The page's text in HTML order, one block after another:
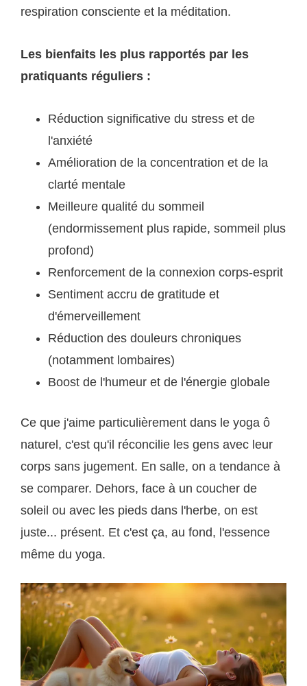
respiration consciente et la méditation.
Les bienfaits les plus rapportés par les
pratiquants réguliers :
Réduction significative du stress et de
l'anxiété
Amélioration de la concentration et de la
clarté mentale
Meilleure qualité du sommeil
(endormissement plus rapide, sommeil plus
profond)
Renforcement de la connexion corps-esprit
Sentiment accru de gratitude et
d'émerveillement
Réduction des douleurs chroniques
(notamment lombaires)
Boost de l'humeur et de l'énergie globale
Ce que j'aime particulièrement dans le yoga ô
naturel, c'est qu'il réconcilie les gens avec leur
corps sans jugement. En salle, on a tendance à
se comparer. Dehors, face à un coucher de
soleil ou avec les pieds dans l'herbe, on est
juste... présent. Et c'est ça, au fond, l'essence
même du yoga.